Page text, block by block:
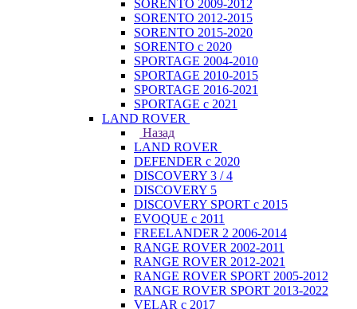
SORENTO 2009-2012
SORENTO 2012-2015
SORENTO 2015-2020
SORENTO с 2020
SPORTAGE 2004-2010
SPORTAGE 2010-2015
SPORTAGE 2016-2021
SPORTAGE с 2021
LAND ROVER
Назад
LAND ROVER
DEFENDER с 2020
DISCOVERY 3 / 4
DISCOVERY 5
DISCOVERY SPORT с 2015
EVOQUE с 2011
FREELANDER 2 2006-2014
RANGE ROVER 2002-2011
RANGE ROVER 2012-2021
RANGE ROVER SPORT 2005-2012
RANGE ROVER SPORT 2013-2022
VELAR с 2017